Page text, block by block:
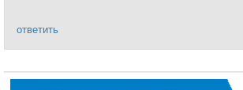
ответить